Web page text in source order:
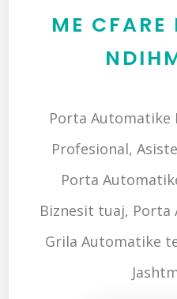
ME
Porta Automatike
Profesional,
Porta
Biznesit tuaj, Porta
Grila Automatike